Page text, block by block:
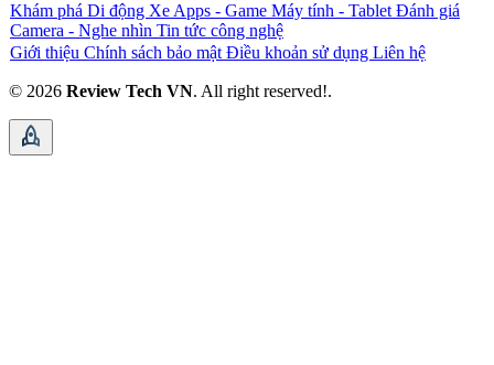
Khám phá Di động Xe Apps - Game Máy tính - Tablet Đánh giá
Camera - Nghe nhìn Tin tức công nghệ
Giới thiệu Chính sách bảo mật Điều khoản sử dụng Liên hệ
© 2026 Review Tech VN. All right reserved!.
rocket